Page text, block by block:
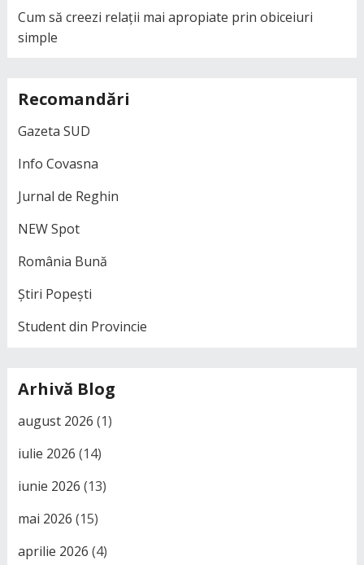
Cum să creezi relații mai apropiate prin obiceiuri
simple
Recomandări
Gazeta SUD
Info Covasna
Jurnal de Reghin
NEW Spot
România Bună
Știri Popești
Student din Provincie
Arhivă Blog
august 2026 (1)
iulie 2026 (14)
iunie 2026 (13)
mai 2026 (15)
aprilie 2026 (4)